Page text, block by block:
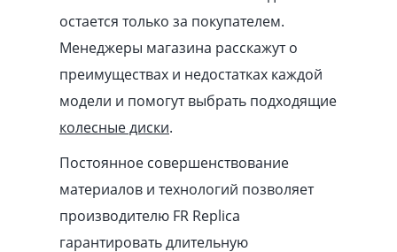
остается только за покупателем.
Менеджеры магазина расскажут о
преимуществах и недостатках каждой
модели и помогут выбрать подходящие
колесные диски.
Постоянное совершенствование
материалов и технологий позволяет
производителю FR Replica
гарантировать длительную